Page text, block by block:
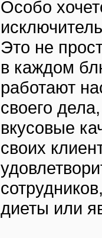
Особо
Это не
в каждом
работают
своего
вкусовые
своих
диеты или